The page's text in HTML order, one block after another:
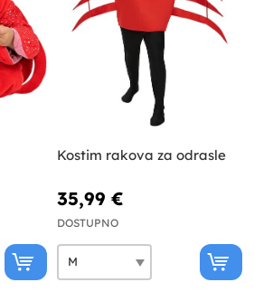
Kostim rakova za odrasle
35,99 €
DOSTUPNO